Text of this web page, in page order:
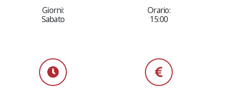
Giorni:
Sabato
Orario:
15:00